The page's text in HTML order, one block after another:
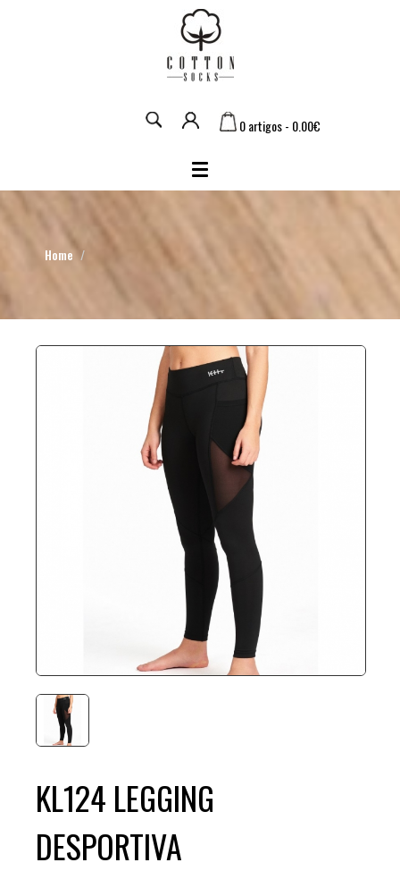
0 artigos - 0.00€
Home
KL124 LEGGING
DESPORTIVA